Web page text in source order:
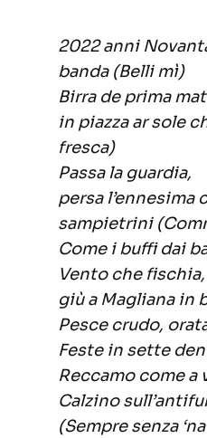
2022 anni
banda (Belli mì)
Birra de prima
in piazza ar sole
fresca)
Passa la guardia,
persa l’ennesima
sampietrini
Come i buffi dai
Vento che fischia,
giù a Magliana in
Pesce crudo,
Feste in sette
Reccamo come a
Calzino
(Sempre senza